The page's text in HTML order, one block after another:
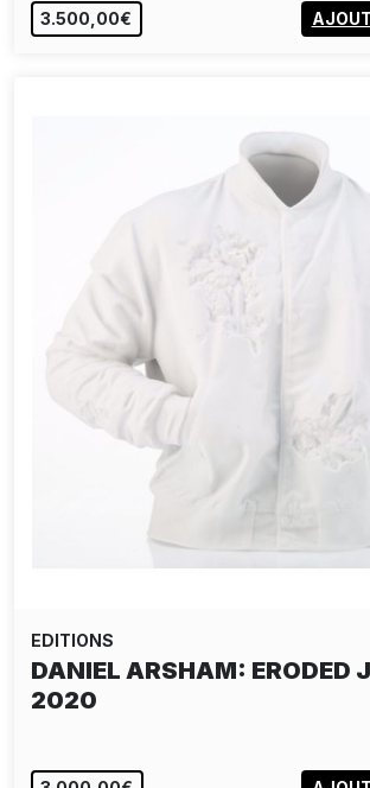
3.500,00€
EDITIONS
DANIEL ARSHAM: ERODED
2020